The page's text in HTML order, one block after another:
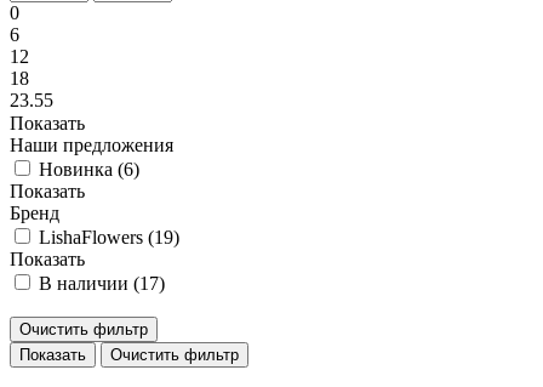
0
6
12
18
23.55
Показать
Наши предложения
Новинка (6)
Показать
Бренд
LishaFlowers (19)
Показать
В наличии (17)
Очистить фильтр
Очистить фильтр